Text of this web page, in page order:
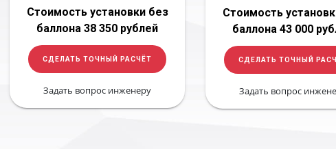
Стоимость установки без
баллона 38 350 рублей
СДЕЛАТЬ ТОЧНЫЙ РАСЧЁТ
Задать вопрос инженеру
Стоимость
баллона 43 000
СДЕЛАТЬ ТОЧНЫЙ
Задать вопрос